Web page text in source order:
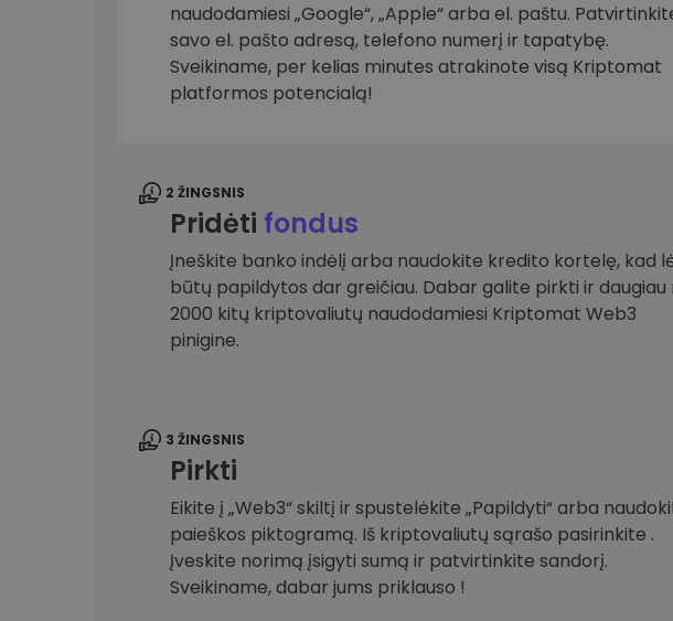
Investicijų tyrinėtojas
Rask savo kripto strategiją
naudodamiesi „Google“, „Apple“ arba el. paštu.
savo el. pašto adresą, telefono numerį ir tapatybę.
Sveikiname, per kelias minutes atrakinote visą Kriptomat
platformos potencialą!
2 ŽINGSNIS
Pridėti fondus
Įneškite banko indėlį arba naudokite kredito kortelę, kad
būtų papildytos dar greičiau. Dabar galite pirkti ir daugiau
2000 kitų kriptovaliutų naudodamiesi Kriptomat Web3
pinigine.
3 ŽINGSNIS
Pirkti
Eikite į „Web3“ skiltį ir spustelėkite „Papildyti“ arba
paieškos piktogramą. Iš kriptovaliutų sąrašo pasirinkite .
Įveskite norimą įsigyti sumą ir patvirtinkite sandorį.
Sveikiname, dabar jums priklauso !